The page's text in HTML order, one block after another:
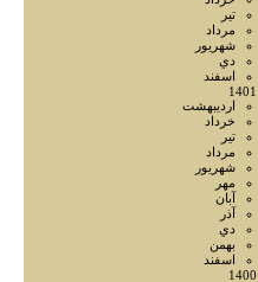
تير
مرداد
شهريور
دي
اسفند
1401
ارديبهشت
خرداد
تير
مرداد
شهريور
مهر
آبان
آذر
دي
بهمن
اسفند
1400